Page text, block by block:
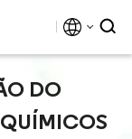
DO